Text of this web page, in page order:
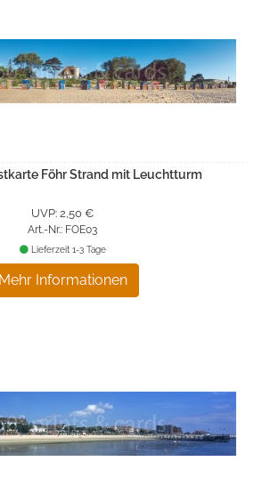
Föhr Strand mit Leuchtturm
UVP: 2,50 €
Art.-Nr.: FOE03
Mehr Informationen
Lieferzeit 1-3 Tage